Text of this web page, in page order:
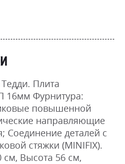
Плита
16мм Фурнитура:
повышенной
направляющие
Соединение деталей с
стяжки (MINIFIX).
Высота 56 см,